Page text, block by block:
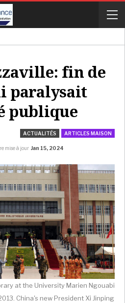
fin de
paralysait
publique
ACTUALITÉS ARTICLES MAISON
mise à jour Jan 15, 2024
at the University Marien Ngouabi
China's new President Xi Jinping